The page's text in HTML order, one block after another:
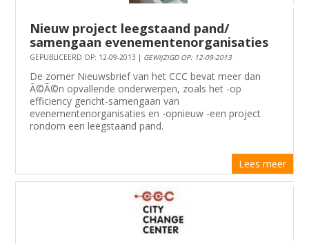
Nieuw project leegstaand pand/
samengaan evenementenorganisaties
GEPUBLICEERD OP: 12-09-2013 | GEWIJZIGD OP: 12-09-2013
De zomer Nieuwsbrief van het CCC bevat meer dan
Ã©Ã©n opvallende onderwerpen, zoals het -op
efficiency gericht-samengaan van
evenementenorganisaties en -opnieuw -een project
rondom een leegstaand pand.
Lees meer